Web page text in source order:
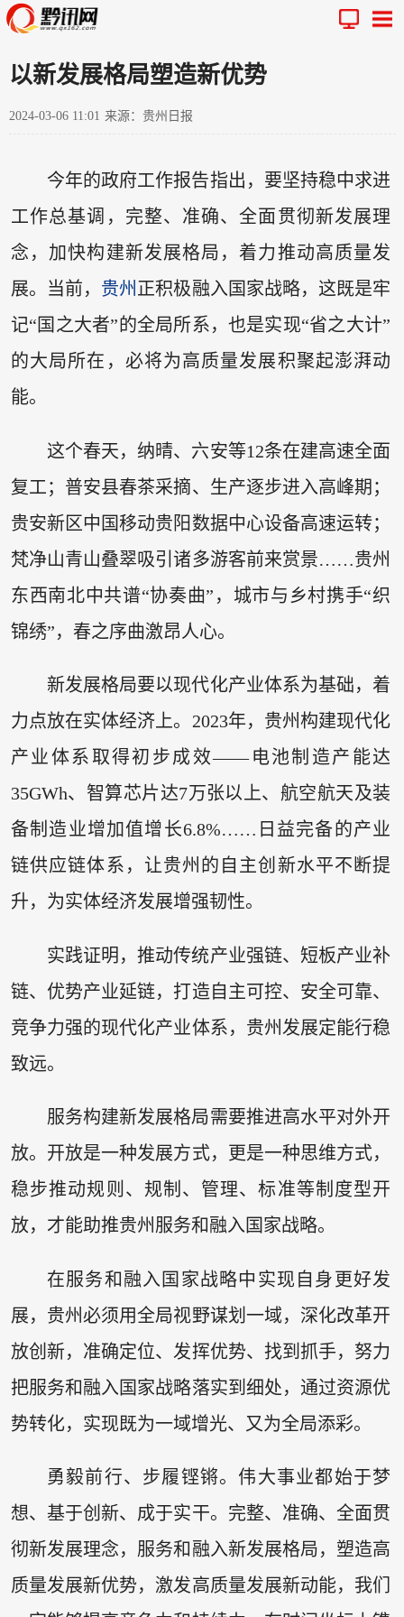
以新发展格局塑造新优势
2024-03-06 11:01 来源：贵州日报
今年的政府工作报告指出，要坚持稳中求进
工作总基调，完整、准确、全面贯彻新发展理
念，加快构建新发展格局，着力推动高质量发
展。当前， 贵州 正积极融入国家战略，这既是牢
记“国之大者”的全局所系，也是实现“省之大计”
的大局所在，必将为高质量发展积聚起澎湃动
能。
这个春天，纳晴、六安等12条在建高速全面
复工；普安县春茶采摘、生产逐步进入高峰期；
贵安新区中国移动贵阳数据中心设备高速运转；
梵净山青山叠翠吸引诸多游客前来赏景……贵州
东西南北中共谱“协奏曲”，城市与乡村携手“织
锦绣”，春之序曲激昂人心。
新发展格局要以现代化产业体系为基础，着
力点放在实体经济上。2023年，贵州构建现代化
产业体系取得初步成效——电池制造产能达
35GWh、智算芯片达7万张以上、航空航天及装
备制造业增加值增长6.8%……日益完备的产业
链供应链体系，让贵州的自主创新水平不断提
升，为实体经济发展增强韧性。
实践证明，推动传统产业强链、短板产业补
链、优势产业延链，打造自主可控、安全可靠、
竞争力强的现代化产业体系，贵州发展定能行稳
致远。
服务构建新发展格局需要推进高水平对外开
放。开放是一种发展方式，更是一种思维方式，
稳步推动规则、规制、管理、标准等制度型开
放，才能助推贵州服务和融入国家战略。
在服务和融入国家战略中实现自身更好发
展，贵州必须用全局视野谋划一域，深化改革开
放创新，准确定位、发挥优势、找到抓手，努力
把服务和融入国家战略落实到细处，通过资源优
势转化，实现既为一域增光、又为全局添彩。
勇毅前行、步履铿锵。伟大事业都始于梦
想、基于创新、成于实干。完整、准确、全面贯
彻新发展理念，服务和融入新发展格局，塑造高
质量发展新优势，激发高质量发展新动能，我们